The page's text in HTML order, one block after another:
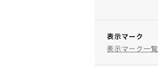
表示マーク
表示マーク一覧